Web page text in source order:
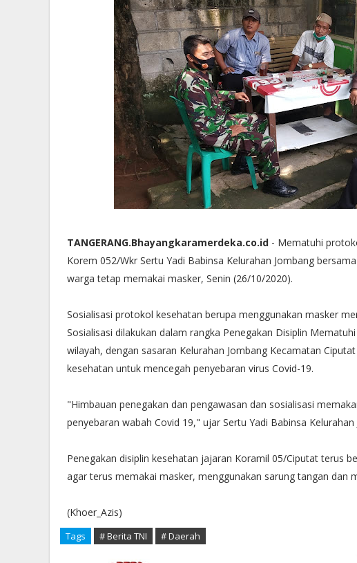
TANGERANG.Bhayangkaramerdeka.co.id - Mematuhi
Korem 052/Wkr Sertu Yadi Babinsa Kelurahan Jombang
warga tetap memakai masker, Senin (26/10/2020).
Sosialisasi protokol kesehatan berupa menggunakan masker
Sosialisasi dilakukan dalam rangka Penegakan Disiplin
wilayah, dengan sasaran Kelurahan Jombang Kecamatan
kesehatan untuk mencegah penyebaran virus Covid-19.
"Himbauan penegakan dan pengawasan dan sosialisasi
penyebaran wabah Covid 19," ujar Sertu Yadi Babinsa
Penegakan disiplin kesehatan jajaran Koramil 05/Ciputat terus
agar terus memakai masker, menggunakan sarung tangan dan
(Khoer_Azis)
Tags # Berita TNI # Daerah